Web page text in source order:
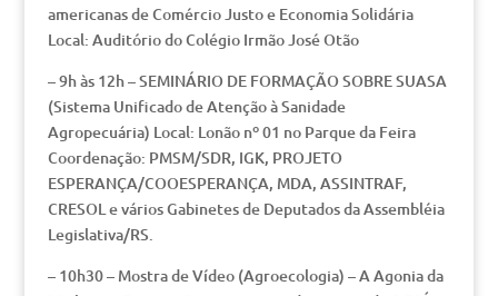
americanas de Comércio Justo e Economia Solidária
Local: Auditório do Colégio Irmão José Otão
– 9h às 12h – SEMINÁRIO DE FORMAÇÃO SOBRE SUASA
(Sistema Unificado de Atenção à Sanidade
Agropecuária) Local: Lonão nº 01 no Parque da Feira
Coordenação: PMSM/SDR, IGK, PROJETO
ESPERANÇA/COOESPERANÇA, MDA, ASSINTRAF,
CRESOL e vários Gabinetes de Deputados da Assembléia
Legislativa/RS.
– 10h30 – Mostra de Vídeo (Agroecologia) – A Agonia da